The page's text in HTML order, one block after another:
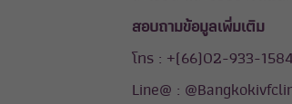
สอบถามข้อมูลเพิ่มเติม
โทร : +(66)02-933-
Line@ :